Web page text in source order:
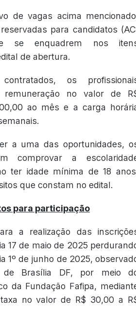
de vagas acima
para candidatos
se enquadrem nos
de abertura.
os
no valor de
ao mês e a carga
a uma das oportunidades,
comprovar a
ter idade mínima de 18
que constam no edital.
para participação
a realização das
17 de maio de 2025
1º de junho de 2025,
de Brasília DF, por meio
da Fundação Fafipa,
no valor de R$ 30,00 a